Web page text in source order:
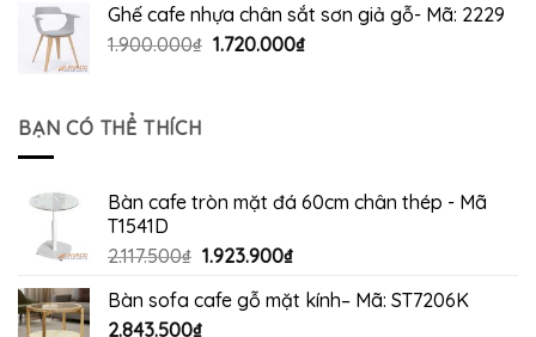
là:
8.730.000₫.
tại
Ghế cafe nhựa chân sắt sơn giả gỗ- Mã: 2229
1.900.000₫ Giá
1.720.000₫Giá
BẠN CÓ THỂ THÍCH
Bàn cafe tròn mặt đá 60cm chân thép - Mã
T1541D
2.117.500₫ Giá
là:
2.117.500₫.
1.923.900₫Giá
tại
Bàn sofa cafe gỗ mặt kính– Mã: ST7206K
2.843.500₫